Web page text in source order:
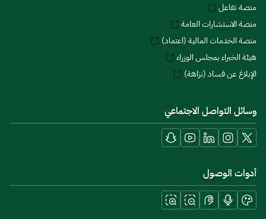
منصة تفاعل
منصة الاستشارات العامة
منصة الخدمات المالية (اعتماد)
هيئة الخبراء بمجلس الوزراء
الإبلاغ عن فساد (نزاهة)
وسائل التواصل الاجتماعي
أدوات الوصول